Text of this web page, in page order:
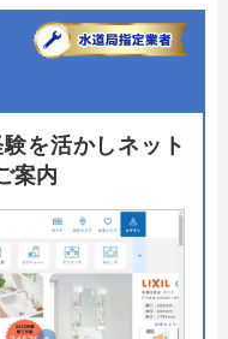
費用が一切かかりま
豊富で、TOTOや
メーカーはしっか
る
を活かしネット
案内